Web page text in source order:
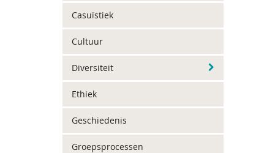
Casuïstiek
Cultuur
Diversiteit
Ethiek
Geschiedenis
Groepsprocessen